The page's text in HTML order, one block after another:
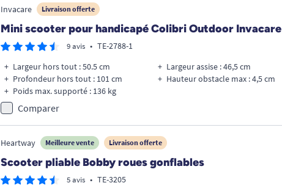
Invacare Livraison offerte
Mini scooter pour handicapé Colibri Outdoor Invacare
9 avis • TE-2788-1
Largeur hors tout : 50.5 cm
Profondeur hors tout : 101 cm
Poids max. supporté : 136 kg
Largeur assise : 46,5 cm
Hauteur obstacle max : 4,5 cm
Comparer
Heartway Meilleure vente Livraison offerte
Scooter pliable Bobby roues gonflables
5 avis • TE-3205